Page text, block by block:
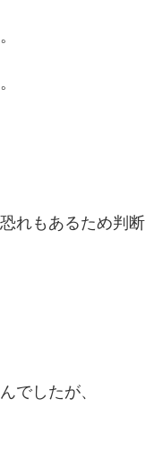
れもあるため判断
でしたが、